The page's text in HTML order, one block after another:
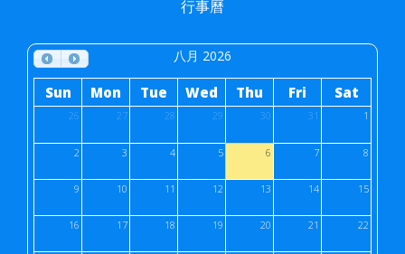
行事曆
八月 2026
Sun Mon Tue Wed Thu Fri Sat
26 27 28 29 30 31 1
2 3 4 5 6 7 8
9 10 11 12 13 14 15
16 17 18 19 20 21 22